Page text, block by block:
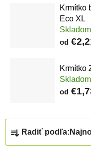
Krmítko
Eco XL
Skladom
od
Krmítko
Skladom
od
Radenie
Radiť podľa: